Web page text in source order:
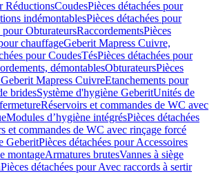
RéductionsCoudesPièces détachées pour
indémontablesPièces détachées pour
pour ObturateursRaccordementsPièces
chauffageGeberit Mapress Cuivre,
pour CoudesTésPièces détachées pour
démontablesObturateursPièces
Mapress CuivreEtanchements pour
bridesSystème d'hygiène GeberitUnités de
Réservoirs et commandes de WC avec
Modules d’hygiène intégrésPièces détachées
et commandes de WC avec rinçage forcé
GeberitPièces détachées pour Accessoires
montageArmatures brutesVannes à siège
Pièces détachées pour Avec raccords à sertir